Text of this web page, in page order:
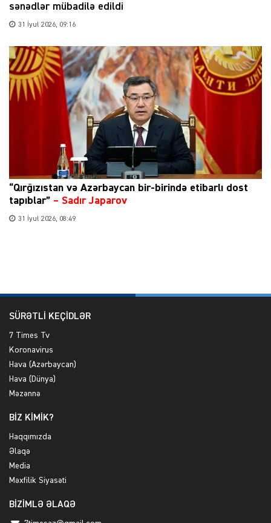
sənədlər mübadilə edildi
31 İyul 2026, 09:16
“Qırğızıstan və Azərbaycan bir-birində etibarlı dost
tapıblar” – Sadır Japarov
31 İyul 2026, 08:49
SÜRƏTLİ KEÇİDLƏR
7 Times Tv
Koronavirus
Hava (Azərbaycan)
Hava (Dünya)
Məzənnə
BİZ KİMİK?
Haqqımızda
Əlaqə
Media
Məxfilik Siyasəti
BİZİMLƏ ƏLAQƏ